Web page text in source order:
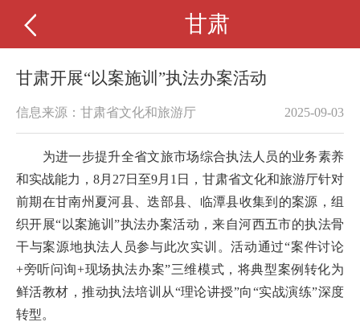
甘肃
甘肃开展“以案施训”执法办案活动
信息来源：甘肃省文化和旅游厅 2025-09-03
为进一步提升全省文旅市场综合执法人员的业务素养
和实战能力， 8月27日至9月1日， 甘肃省文化和旅游厅针对
前期在甘南州夏河县、迭部县、临潭县收集到的案源，组
织开展“以案施训”执法办案活动，来自河西五市的执法骨
干与案源地执法人员参与此次实训。活动通过“案件讨论
+旁听问询+现场执法办案”三维模式，将典型案例转化为
鲜活教材，推动执法培训从“理论讲授”向“实战演练”深度
转型。